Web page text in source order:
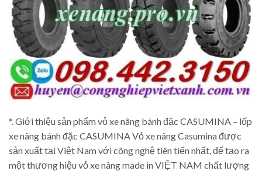
*. Giới thiệu sản phẩm vỏ xe nâng bánh đặc CASUMINA – lốp
xe nâng bánh đặc CASUMINA Vỏ xe nâng Casumina được
sản xuất tại Việt Nam với công nghệ tiên tiến nhất, để tạo ra
một thương hiệu vỏ xe nâng made in VIỆT NAM chất lượng